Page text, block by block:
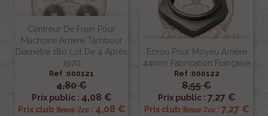
Centreur De Frein Pour
Machoire Arriere Tambour
Diamètre 180 Lot De 4 Après
1970
Ref :000121
4,80 €
Prix public : 4,08 €
Prix club Renov 2cv: 4,08 €
Ecrou Pour Moyeu Arrière
44mm Fabrication Française
Ref :000122
8,55 €
Prix public : 7,27 €
Prix club Renov 2cv: 7,27 €